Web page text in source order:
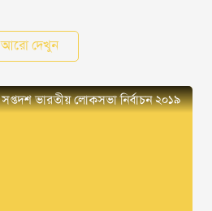
আরো দেখুন
সপ্তদশ ভারতীয় লোকসভা নির্বাচন ২০১৯